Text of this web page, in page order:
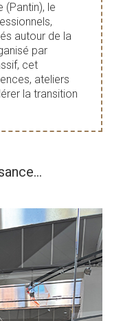
(Pantin), le
autour de la
par
cet
ateliers
la transition